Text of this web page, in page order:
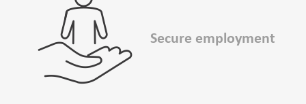
Secure ­employment